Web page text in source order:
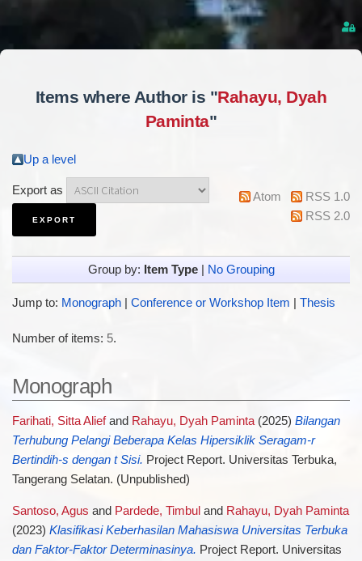
Items where Author is "Rahayu, Dyah
Paminta"
Up a level
Export as Atom
RSS 1.0
RSS 2.0
Group by: Item Type| No Grouping
Jump to: Monograph| Conference or Workshop Item Thesis
Number of items: 5.
Monograph
Farihati, Sitta Aliefand Rahayu, Dyah Paminta(2025) Bilangan
Terhubung Pelangi Beberapa Kelas Hipersiklik Seragam-r
Bertindih-s dengan t Sisi. Project Report. Universitas Terbuka,
Tangerang Selatan. (Unpublished)
Santoso, Agus and Pardede, Timbul and Rahayu, Dyah Paminta
(2023) Klasifikasi Keberhasilan Mahasiswa Universitas Terbuka
dan Faktor-Faktor Determinasinya. Project Report. Universitas